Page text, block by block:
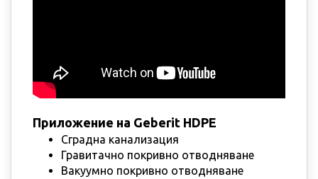
Приложение на Geberit HDPE
Сградна канализация
Гравитачно покривно отводняване
Вакуумно покривно отводняване